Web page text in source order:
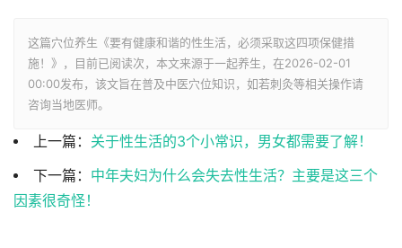
这篇穴位养生《要有健康和谐的性生活，必须采取这四项保健措
施！》，目前已阅读次，本文来源于一起养生，在2026-02-01
00:00发布，该文旨在普及中医穴位知识，如若刺灸等相关操作请
咨询当地医师。
上一篇： 关于性生活的3个小常识，男女都需要了解！
下一篇： 中年夫妇为什么会失去性生活？主要是这三个
因素很奇怪！